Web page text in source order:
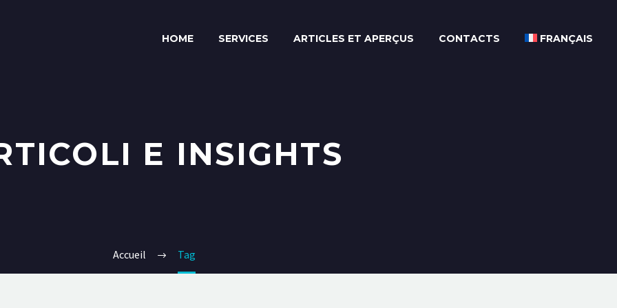
HOME SERVICES ARTICLES ET APERÇUS CONTACTS FRANÇAIS
E INSIGHTS
Accueil Tag